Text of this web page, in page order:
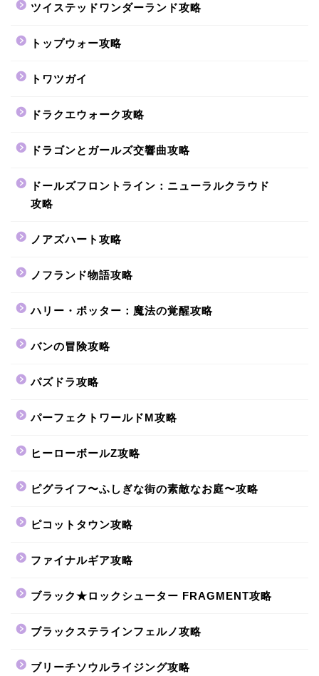
ツイステッドワンダーランド攻略
トップウォー攻略
トワツガイ
ドラクエウォーク攻略
ドラゴンとガールズ交響曲攻略
ドールズフロントライン：ニューラルクラウド
攻略
ノアズハート攻略
ノフランド物語攻略
ハリー・ポッター：魔法の覚醒攻略
バンの冒険攻略
パズドラ攻略
パーフェクトワールドM攻略
ヒーローボールZ攻略
ピグライフ〜ふしぎな街の素敵なお庭〜攻略
ピコットタウン攻略
ファイナルギア攻略
ブラック★ロックシューター FRAGMENT攻略
ブラックステラインフェルノ攻略
ブリーチソウルライジング攻略